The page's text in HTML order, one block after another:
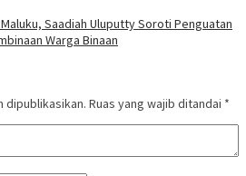
Saadiah Uluputty Soroti Penguatan
Warga Binaan
dipublikasikan. Ruas yang wajib ditandai *